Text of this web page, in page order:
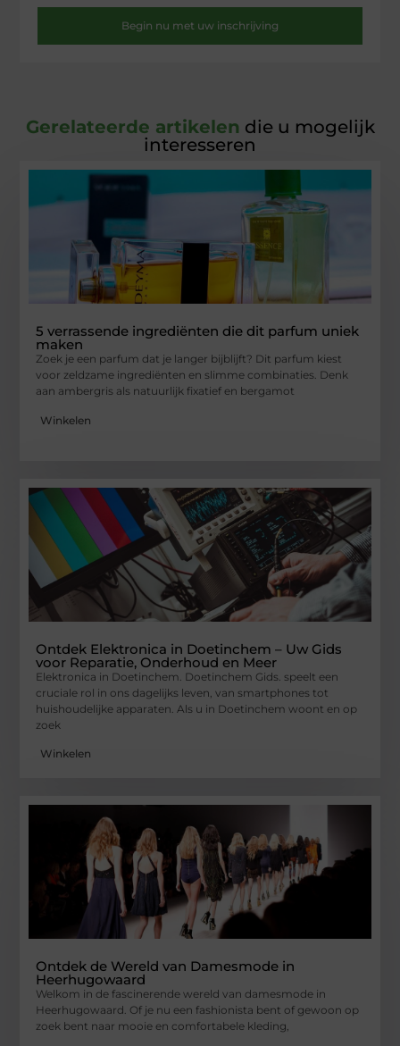
Begin nu met uw inschrijving
Gerelateerde artikelen die u mogelijk
interesseren
5 verrassende ingrediënten die dit parfum uniek
maken
Zoek je een parfum dat je langer bijblijft? Dit parfum kiest
voor zeldzame ingrediënten en slimme combinaties. Denk
aan ambergris als natuurlijk fixatief en bergamot
Winkelen
Ontdek Elektronica in Doetinchem – Uw Gids
voor Reparatie, Onderhoud en Meer
Elektronica in Doetinchem. Doetinchem Gids. speelt een
cruciale rol in ons dagelijks leven, van smartphones tot
huishoudelijke apparaten. Als u in Doetinchem woont en op
zoek
Winkelen
Ontdek de Wereld van Damesmode in
Heerhugowaard
Welkom in de fascinerende wereld van damesmode in
Heerhugowaard. Of je nu een fashionista bent of gewoon op
zoek bent naar mooie en comfortabele kleding,